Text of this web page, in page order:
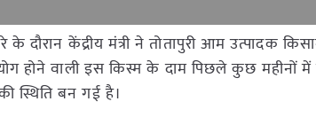
दौरान केंद्रीय मंत्री ने तोतापुरी आम उत्पादक
होने वाली इस किस्म के दाम पिछले कुछ
स्थिति बन गई है।